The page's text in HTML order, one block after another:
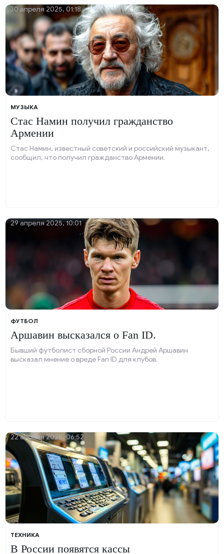
МУЗЫКА
Стас Намин получил гражданство
Армении
Стас Намин, известный советский и российский музыкант,
сообщил, что получил гражданство Армении.
30 апреля 2025, 01:18
ФУТБОЛ
Аршавин высказался о Fan ID.
Бывший футболист сборной России Андрей Аршавин
высказал мнение о вреде Fan ID для клубов.
29 апреля 2025, 10:01
ТЕХНИКА
В России появятся кассы
22 апреля 2025, 06:52